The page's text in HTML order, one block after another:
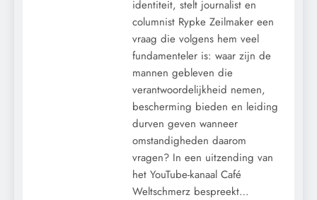
identiteit, stelt journalist en
columnist Rypke Zeilmaker een
vraag die volgens hem veel
fundamenteler is: waar zijn de
mannen gebleven die
verantwoordelijkheid nemen,
bescherming bieden en leiding
durven geven wanneer
omstandigheden daarom
vragen? In een uitzending van
het YouTube-kanaal Café
Weltschmerz bespreekt…